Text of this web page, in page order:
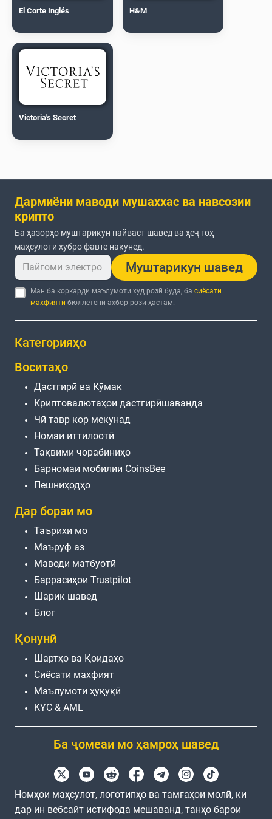
El Corte Inglés H&M
Victoria's Secret
Дармиёни маводи мушаххас ва навсозии
крипто
Ба ҳазорҳо муштарикун пайваст шавед ва ҳеҷ гоҳ
маҳсулоти хубро фавте накунед.
Муштарикун шавед
Ман ба коркарди маълумоти худ розӣ буда, басиёсати
махфияти бюллетени ахбор розӣ ҳастам.
Категорияҳо
Воситаҳо
Дастгирӣ ва Кӯмак
Криптовалютаҳои дастгирӣшаванда
Чӣ тавр кор мекунад
Номаи иттилоотӣ
Тақвими чорабиниҳо
Барномаи мобилии CoinsBee
Пешниҳодҳо
Дар бораи мо
Таърихи мо
Маъруф аз
Маводи матбуотӣ
Баррасиҳои Trustpilot
Шарик шавед
Блог
Қонунӣ
Шартҳо ва Қоидаҳо
Сиёсати махфият
Маълумоти ҳуқуқӣ
KYC & AML
Ба ҷомеаи мо ҳамроҳ шавед
Номҳои маҳсулот, логотипҳо ва тамғаҳои молӣ, ки
дар ин вебсайт истифода мешаванд, танҳо барои